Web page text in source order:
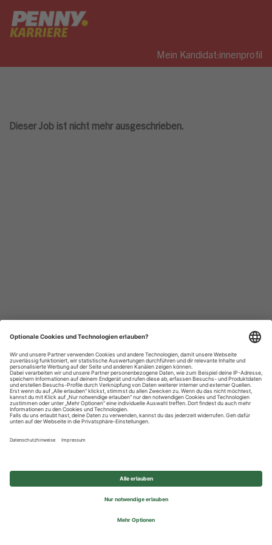
Mein Kandidat:innenprofil
Dieser Job ist nicht mehr ausgeschrieben.
Datenschutzhinweise
Impressum
Privatsphäre-Einstellungen
© 2026 REWE Group - All rights reserved